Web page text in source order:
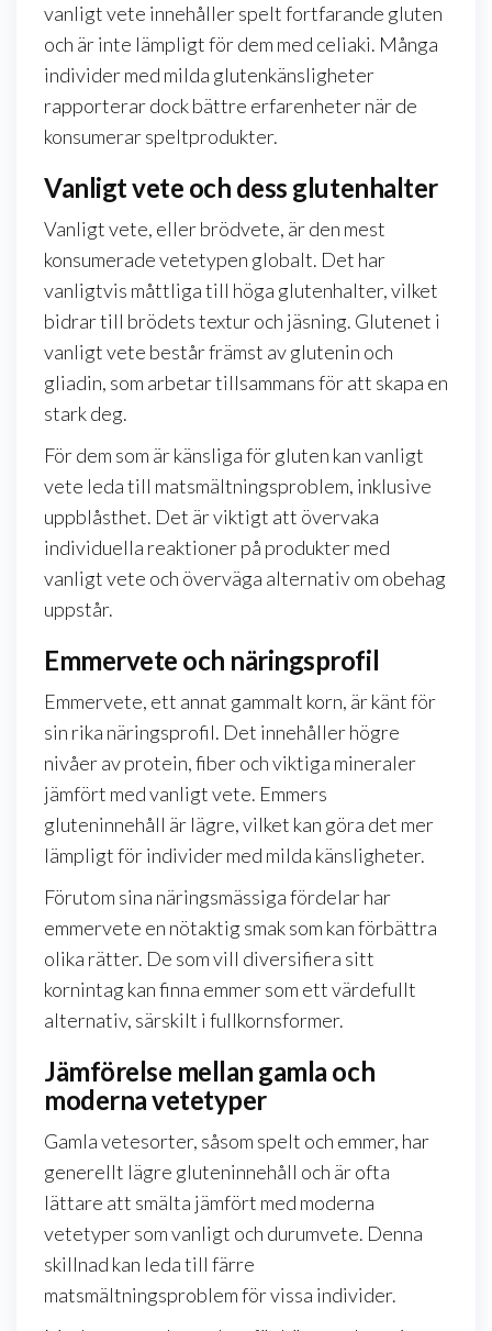
vanligt vete innehåller spelt fortfarande gluten
och är inte lämpligt för dem med celiaki. Många
individer med milda glutenkänsligheter
rapporterar dock bättre erfarenheter när de
konsumerar speltprodukter.
Vanligt vete och dess glutenhalter
Vanligt vete, eller brödvete, är den mest
konsumerade vetetypen globalt. Det har
vanligtvis måttliga till höga glutenhalter, vilket
bidrar till brödets textur och jäsning. Glutenet i
vanligt vete består främst av glutenin och
gliadin, som arbetar tillsammans för att skapa en
stark deg.
För dem som är känsliga för gluten kan vanligt
vete leda till matsmältningsproblem, inklusive
uppblåsthet. Det är viktigt att övervaka
individuella reaktioner på produkter med
vanligt vete och överväga alternativ om obehag
uppstår.
Emmervete och näringsprofil
Emmervete, ett annat gammalt korn, är känt för
sin rika näringsprofil. Det innehåller högre
nivåer av protein, fiber och viktiga mineraler
jämfört med vanligt vete. Emmers
gluteninnehåll är lägre, vilket kan göra det mer
lämpligt för individer med milda känsligheter.
Förutom sina näringsmässiga fördelar har
emmervete en nötaktig smak som kan förbättra
olika rätter. De som vill diversifiera sitt
kornintag kan finna emmer som ett värdefullt
alternativ, särskilt i fullkornsformer.
Jämförelse mellan gamla och
moderna vetetyper
Gamla vetesorter, såsom spelt och emmer, har
generellt lägre gluteninnehåll och är ofta
lättare att smälta jämfört med moderna
vetetyper som vanligt och durumvete. Denna
skillnad kan leda till färre
matsmältningsproblem för vissa individer.